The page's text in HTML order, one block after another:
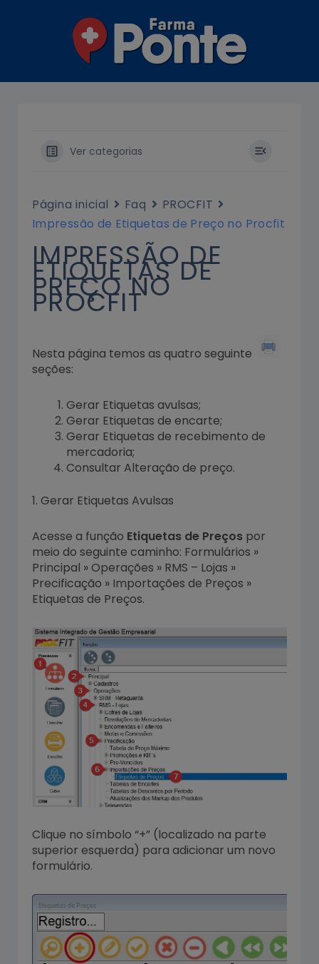
Ver categorias
Página inicial Faq
PROCFIT
Impressão de Etiquetas de Preço no Procfit
IMPRESSÃO DE
ETIQUETAS DE
PREÇO NO
PROCFIT
Nesta página temos as quatro seguinte
seções:
Gerar Etiquetas avulsas;
Gerar Etiquetas de encarte;
Gerar Etiquetas de recebimento de
mercadoria;
Consultar Alteração de preço.
1. Gerar Etiquetas Avulsas
Acesse a função Etiquetas de Preços por
meio do seguinte caminho: Formulários »
Principal » Operações » RMS – Lojas »
Precificação » Importações de Preços »
Etiquetas de Preços.
Clique no símbolo “+” (localizado na parte
superior esquerda) para adicionar um novo
formulário.